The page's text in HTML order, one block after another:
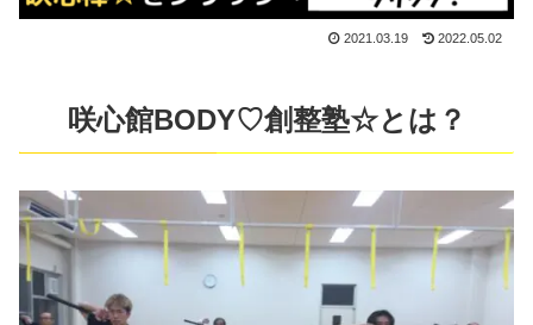
2021.03.19 2022.05.02
咲心館BODY♡創整塾☆とは？